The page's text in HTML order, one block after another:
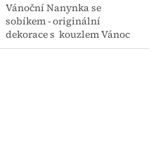
Vánoční Nanynka se
sobíkem - originální
dekorace s kouzlem Vánoc